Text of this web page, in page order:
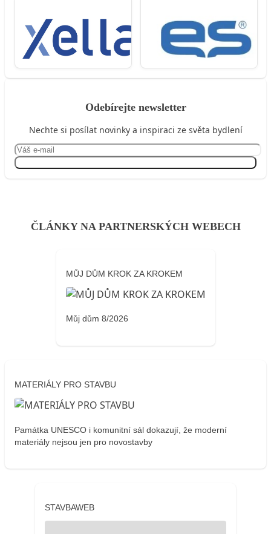
Odebírejte newsletter
Nechte si posílat novinky a inspiraci ze světa bydlení
ČLÁNKY NA PARTNERSKÝCH WEBECH
MŮJ DŮM KROK ZA KROKEM
Můj dům 8/2026
MATERIÁLY PRO STAVBU
Památka UNESCO i komunitní sál dokazují, že moderní
materiály nejsou jen pro novostavby
STAVBAWEB